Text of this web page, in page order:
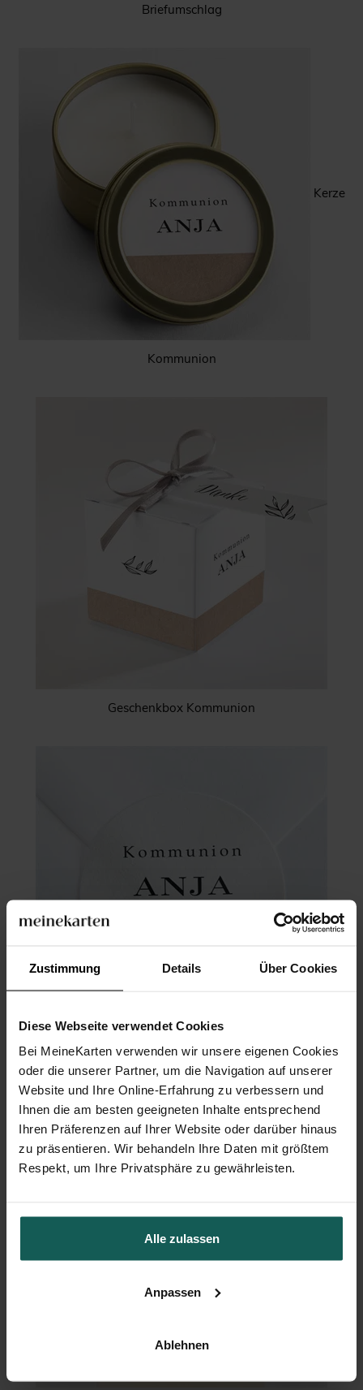
Zustimmung Details Über Cookies
Diese Webseite verwendet Cookies
Bei MeineKarten verwenden wir unsere eigenen Cookies
oder die unserer Partner, um die Navigation auf unserer
Website und Ihre Online-Erfahrung zu verbessern und
Ihnen die am besten geeigneten Inhalte entsprechend
Ihren Präferenzen auf Ihrer Website oder darüber hinaus
zu präsentieren. Wir behandeln Ihre Daten mit größtem
Respekt, um Ihre Privatsphäre zu gewährleisten.
Alle zulassen
Anpassen
Ablehnen
Briefumschlag
Kerze
Kommunion
Geschenkbox Kommunion
Aufkleber Kommunion